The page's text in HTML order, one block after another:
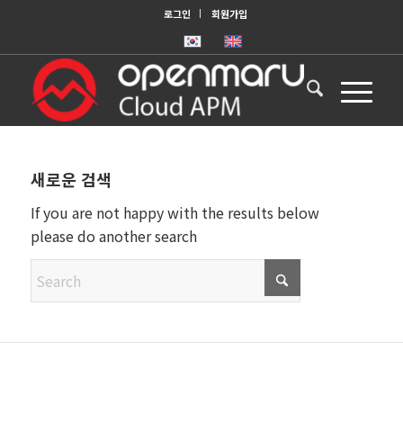
로그인 회원가입
새로운 검색
If you are not happy with the results below
please do another search